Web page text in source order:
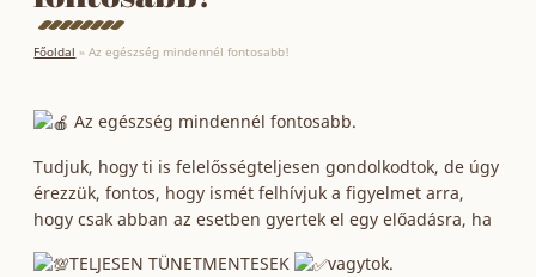
Főoldal »Az egészség mindennél fontosabb!
Az egészség mindennél fontosabb.
Tudjuk, hogy ti is felelősségteljesen gondolkodtok, de úgy
érezzük, fontos, hogy ismét felhívjuk a figyelmet arra,
hogy csak abban az esetben gyertek el egy előadásra, ha
TELJESEN TÜNETMENTESEK
vagytok.